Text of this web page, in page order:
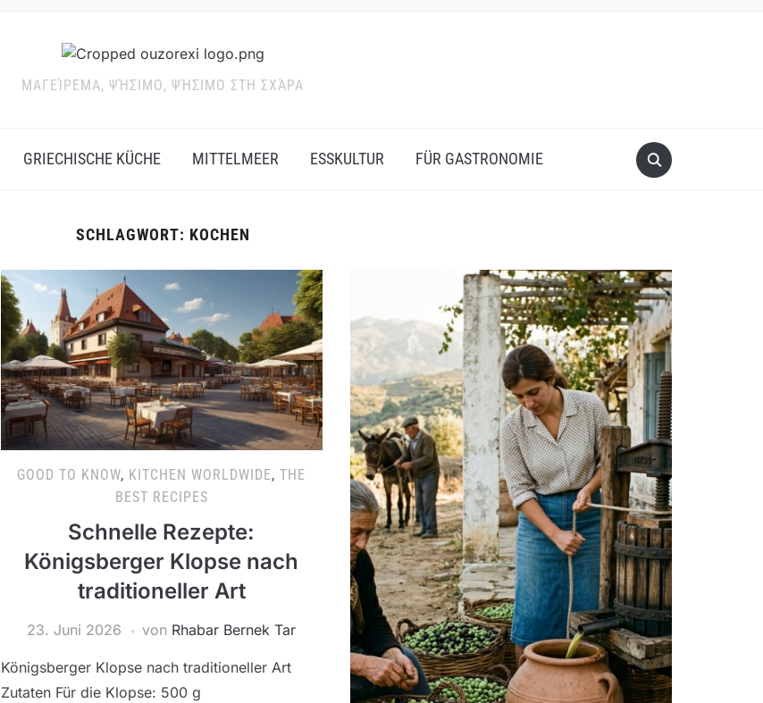
ΜΑΓΕΊΡΕΜΑ, ΨΉΣΙΜΟ, ΨΉΣΙΜΟ ΣΤΗ ΣΧΆΡΑ
GRIECHISCHE KÜCHE MITTELMEER ESSKULTUR FÜR GASTRONOMIE
SCHLAGWORT: KOCHEN
GOOD TO KNOW, KITCHEN WORLDWIDE,THE
BEST RECIPES
Schnelle Rezepte:
Königsberger Klopse nach
traditioneller Art
23. Juni 2026 von Rhabar Bernek Tar
Königsberger Klopse nach traditioneller Art
Zutaten Für die Klopse: 500 g